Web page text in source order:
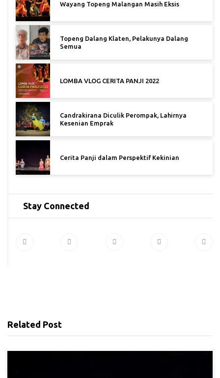
Wayang Topeng Malangan Masih Eksis
Topeng Dalang Klaten, Pelakunya Dalang
Semua
LOMBA VLOG CERITA PANJI 2022
Candrakirana Diculik Perompak, Lahirnya
Kesenian Emprak
Cerita Panji dalam Perspektif Kekinian
Stay Connected
Related Post